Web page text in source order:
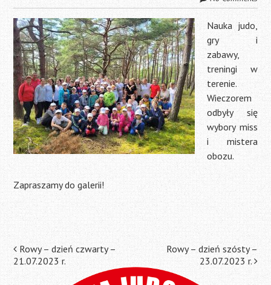
Nauka judo,
gry i
zabawy,
treningi w
terenie.
Wieczorem
odbyły się
wybory miss
i mistera
obozu.
Zapraszamy do galerii!
Post
navigation
Rowy – dzień czwarty –
21.07.2023 r.
Rowy – dzień szósty –
23.07.2023 r.